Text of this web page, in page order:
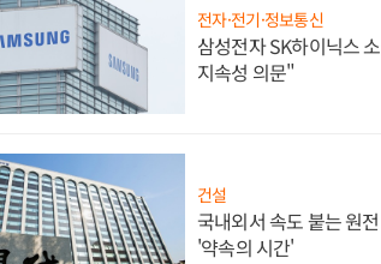
전자·전기·정보통신
삼성전자 SK하이닉스
지속성 의문"
건설
국내외서 속도 붙는 원
'약속의 시간'